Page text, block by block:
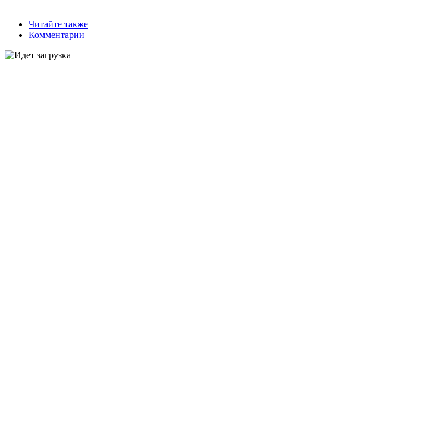
Читайте также
Комментарии